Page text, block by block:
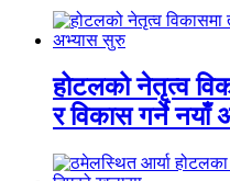
होटलको नेतृत्व
र विकास गर्ने नयाँ